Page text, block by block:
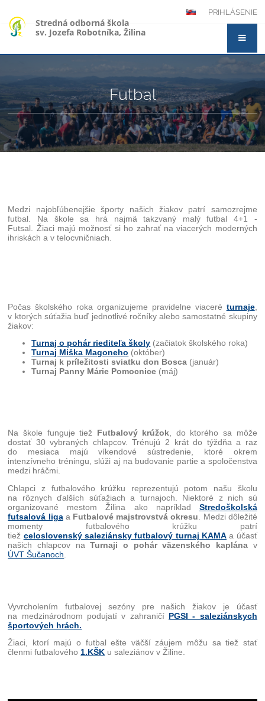
PRIHLÁSENIE
Stredná odborná škola
sv. Jozefa Robotníka, Žilina
Futbal
Medzi najobľúbenejšie športy našich žiakov patrí samozrejme
futbal. Na škole sa hrá najmä takzvaný malý futbal 4+1 -
Futsal. Žiaci majú možnosť si ho zahrať na viacerých moderných
ihriskách a v telocvničniach.
Počas školského roka organizujeme pravidelne viaceré turnaje,
v ktorých súťažia buď jednotlivé ročníky alebo samostatné skupiny
žiakov:
Turnaj o pohár riediteľa školy (začiatok školského roka)
Turnaj Miška Magoneho (október)
Turnaj k príležitosti sviatku don Bosca (január)
Turnaj Panny Márie Pomocnice (máj)
Na škole funguje tiež Futbalový krúžok, do ktorého sa môže
dostať 30 vybraných chlapcov. Trénujú 2 krát do týždňa a raz
do mesiaca majú víkendové sústredenie, ktoré okrem
intenzívneho tréningu, slúži aj na budovanie partie a spoločenstva
medzi hráčmi.
Chlapci z futbalového krúžku reprezentujú potom našu školu
na rôznych ďalších súťažiach a turnajoch. Niektoré z nich sú
organizované mestom Žilina ako napríklad Stredoškolská
futsalová ligaa Futbalové majstrovstvá okresu . Medzi dôležité
momenty futbalového krúžku patrí
tiež celoslovenský saleziánsky futbalový turnaj KAMA a účasť
našich chlapcov naTurnaji o pohár väzenského kaplána v
ÚVT Šučanoch
Vyvrcholením futbalovej sezóny pre našich žiakov je účasť
na medzinárodnom podujatí v zahraničí PGSI - saleziánskych
športových hrách.
Žiaci, ktorí majú o futbal ešte väčší záujem môžu sa tiež stať
členmi futbalového 1.KŠK u saleziánov v Žiline.